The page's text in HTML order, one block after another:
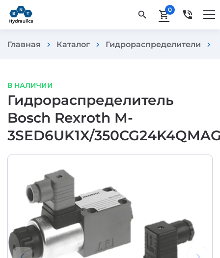
search shopping_cart0 phone_in_talk
Главная chevron_right Каталог chevron_right Гидрораспределители chevron_right
В НАЛИЧИИ
Гидрораспределитель
Bosch Rexroth M-
3SED6UK1X/